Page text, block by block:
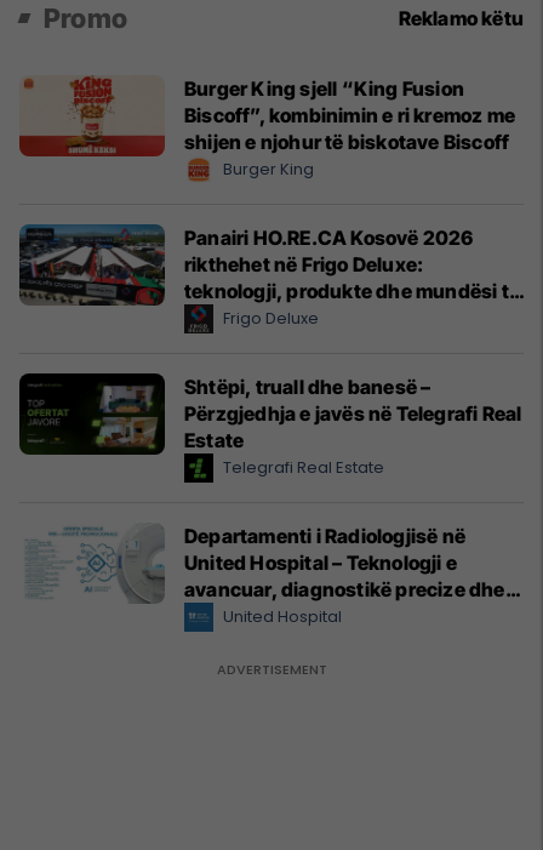
Promo Reklamo këtu
Burger King sjell “King Fusion
Biscoff”, kombinimin e ri kremoz me
shijen e njohur të biskotave Biscoff
Burger King
Panairi HO.RE.CA Kosovë 2026
rikthehet në Frigo Deluxe:
teknologji, produkte dhe mundësi të
reja për hoteleri dhe gastronomi
Frigo Deluxe
Shtëpi, truall dhe banesë –
Përzgjedhja e javës në Telegrafi Real
Estate
Telegrafi Real Estate
Departamenti i Radiologjisë në
United Hospital – Teknologji e
avancuar, diagnostikë precize dhe
kujdes profesional
United Hospital